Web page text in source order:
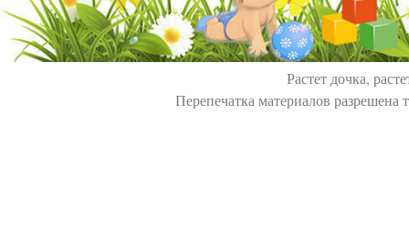
Растет дочка,
Перепечатка материалов разрешена